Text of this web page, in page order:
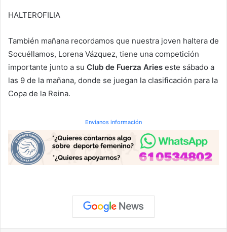
HALTEROFILIA
También mañana recordamos que nuestra joven haltera de
Socuéllamos, Lorena Vázquez, tiene una competición
importante junto a su Club de Fuerza Aries este sábado a
las 9 de la mañana, donde se juegan la clasificación para la
Copa de la Reina.
Envianos información